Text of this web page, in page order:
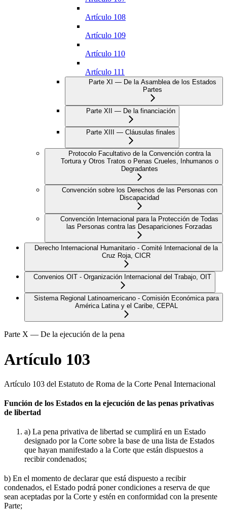
Artículo 108
Artículo 109
Artículo 110
Artículo 111
Parte XI — De la Asamblea de los Estados
Partes
Parte XII — De la financiación
Parte XIII — Cláusulas finales
Protocolo Facultativo de la Convención contra la
Tortura y Otros Tratos o Penas Crueles, Inhumanos o
Degradantes
Convención sobre los Derechos de las Personas con
Discapacidad
Convención Internacional para la Protección de Todas
las Personas contra las Desapariciones Forzadas
Derecho Internacional Humanitario - Comité Internacional de la
Cruz Roja, CICR
Convenios OIT - Organización Internacional del Trabajo, OIT
Sistema Regional Latinoamericano - Comisión Económica para
América Latina y el Caribe, CEPAL
Parte X — De la ejecución de la pena
Artículo 103
Artículo 103 del Estatuto de Roma de la Corte Penal Internacional
Función de los Estados en la ejecución de las penas privativas
de libertad
a) La pena privativa de libertad se cumplirá en un Estado
designado por la Corte sobre la base de una lista de Estados
que hayan manifestado a la Corte que están dispuestos a
recibir condenados;
b) En el momento de declarar que está dispuesto a recibir
condenados, el Estado podrá poner condiciones a reserva de que
sean aceptadas por la Corte y estén en conformidad con la presente
Parte;